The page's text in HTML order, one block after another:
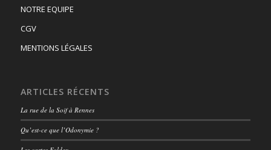
NOTRE EQUIPE
CGV
MENTIONS LÉGALES
ARTICLES RÉCENTS
La rue de la Soif à Rennes
Qu’est-ce que l’Odonymie ?